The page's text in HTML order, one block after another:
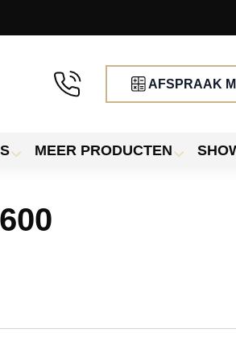
AFSPRAAK
MEER PRODUCTEN